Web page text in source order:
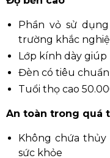
Phần vỏ sử
trường khắc
Lớp kính dày giúp
Đèn có tiêu
Tuổi thọ cao
An toàn trong quá
Không chứa thủy
sức khỏe